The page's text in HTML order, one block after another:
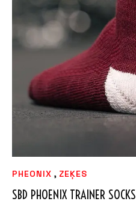
PHEONIX , ZEĶES
SBD PHOENIX TRAINER SOCKS